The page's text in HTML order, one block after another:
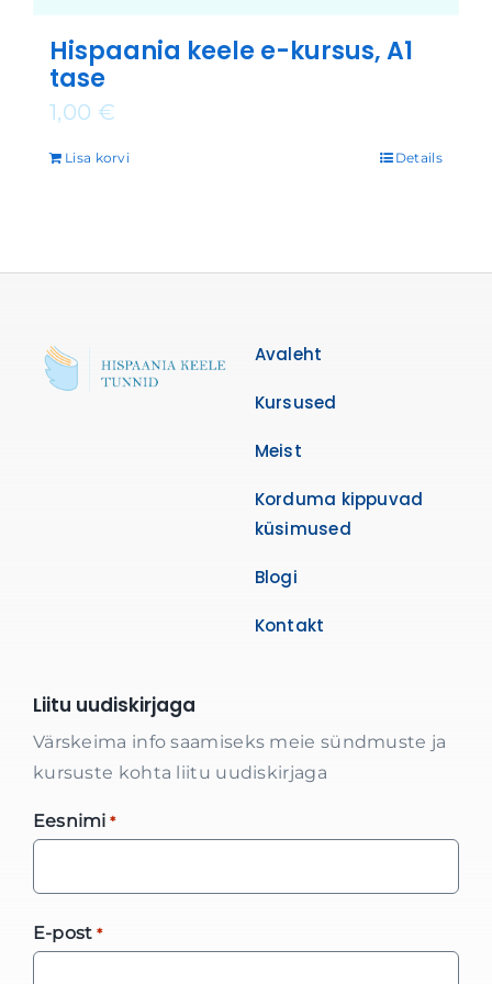
Hispaania keele e-kursus, A1
tase
1,00 €
Lisa korvi Details
Avaleht
Kursused
Meist
Korduma kippuvad
küsimused
Blogi
Kontakt
Liitu uudiskirjaga
Värskeima info saamiseks meie sündmuste ja
kursuste kohta liitu uudiskirjaga
Eesnimi *
E-post *